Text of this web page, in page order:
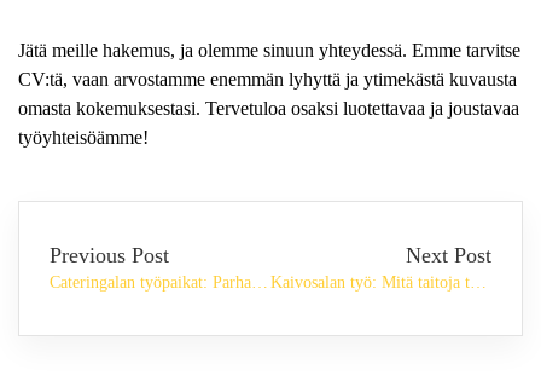
Jätä meille hakemus, ja olemme sinuun yhteydessä. Emme tarvitse
CV:tä, vaan arvostamme enemmän lyhyttä ja ytimekästä kuvausta
omasta kokemuksestasi. Tervetuloa osaksi luotettavaa ja joustavaa
työyhteisöämme!
Previous Post Next Post